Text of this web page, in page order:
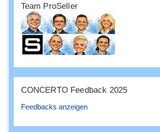
Team ProSeller
CONCERTO Feedback 2025
Feedbacks anzeigen